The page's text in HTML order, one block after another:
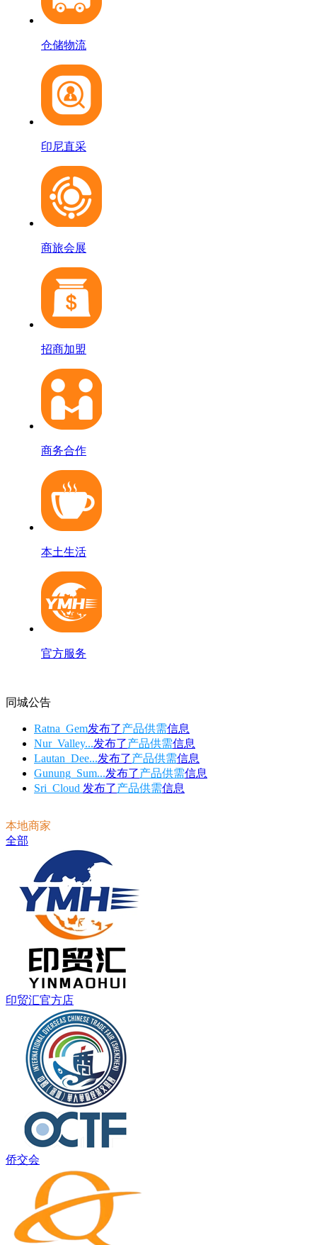
仓储物流
印尼直采
商旅会展
招商加盟
商务合作
本土生活
官方服务
同城公告
Ratna_Gem发布了产品供需信息
Nur_Valley...发布了产品供需信息
Lautan_Dee...发布了产品供需信息
Gunung_Sum...发布了产品供需信息
Sri_Cloud 发布了产品供需信息
本地商家
全部
印贸汇官方店
侨交会